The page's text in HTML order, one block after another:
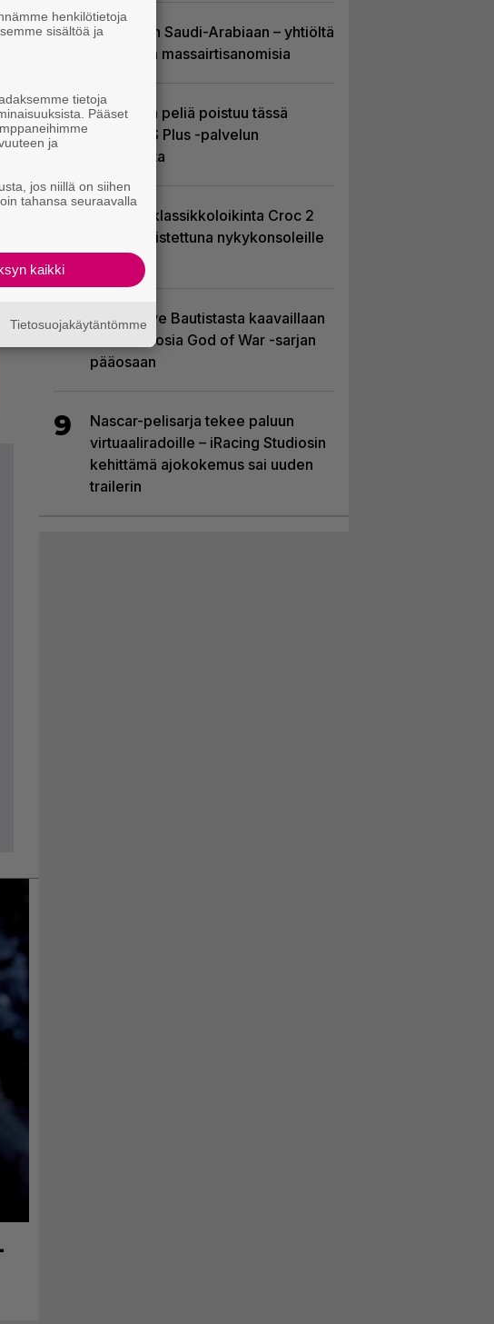
5
EA myytiin Saudi-Arabiaan – yhtiöltä
odotetaan massairtisanomisia
6
Yhdeksän peliä poistuu tässä
kuussa PS Plus -palvelun
tarjonnasta
PS1-ajan klassikkoloikinta Croc 2
palaa uudistettuna nykykonsoleille
ja PC:lle
8
Huhu: Dave Bautistasta kaavaillaan
uutta Kratosia God of War -sarjan
pääosaan
9
Nascar-pelisarja tekee paluun
virtuaaliradoille – iRacing Studiosin
kehittämä ajokokemus sai uuden
trailerin
henkilötietoja
sisältöä ja
tietoja
Pääset
ja
jos niillä on siihen
tahansa seuraavalla
kaikki
Tietosuojakäytäntömme